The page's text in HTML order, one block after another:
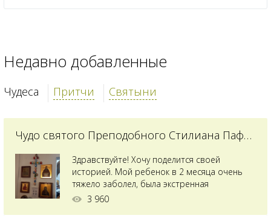
Недавно добавленные
Чудеса Притчи Святыни
Чудо святого Преподобного Стилиана Пафлагонского
Здравствуйте! Хочу поделится своей
историей. Мой ребенок в 2 месяца очень
тяжело заболел, была экстренная
сложнейшая операция, состояние после
3 960